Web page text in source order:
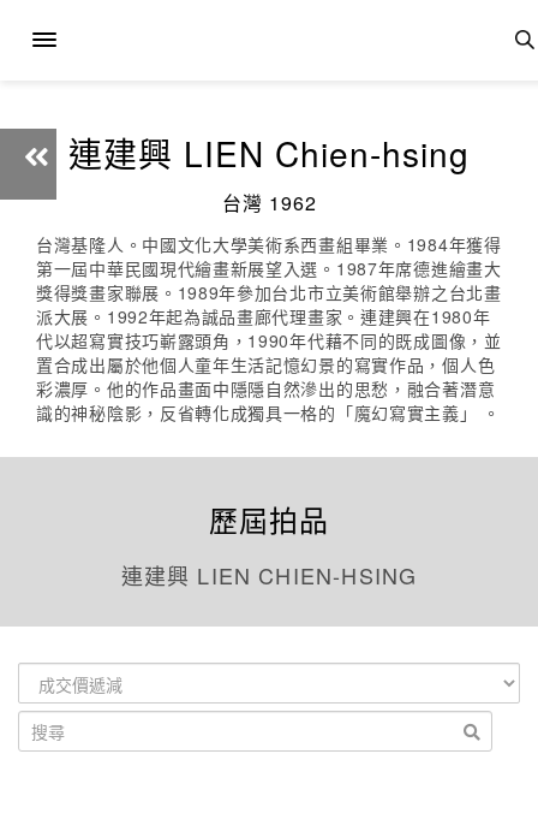
連建興 LIEN Chien-hsing
台灣 1962
台灣基隆人。中國文化大學美術系西畫組畢業。1984年獲得
第一屆中華民國現代繪畫新展望入選。1987年席德進繪畫大
獎得獎畫家聯展。1989年參加台北市立美術館舉辦之台北畫
派大展。1992年起為誠品畫廊代理畫家。連建興在1980年
代以超寫實技巧嶄露頭角，1990年代藉不同的既成圖像，並
置合成出屬於他個人童年生活記憶幻景的寫實作品，個人色
彩濃厚。他的作品畫面中隱隱自然滲出的思愁，融合著潛意
識的神秘陰影，反省轉化成獨具一格的「魔幻寫實主義」 。
歷屆拍品
連建興 LIEN CHIEN-HSING